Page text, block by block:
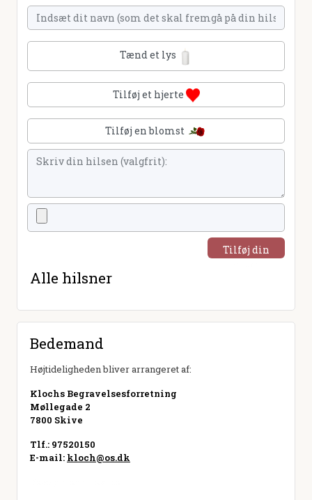
Tænd et lys
Tilføj et hjerte
Tilføj en blomst
Tilføj din
Alle hilsner
Bedemand
Højtideligheden bliver arrangeret af:
Klochs Begravelsesforretning
Møllegade 2
7800 Skive
Tlf.: 97520150
E-mail: kloch@os.dk